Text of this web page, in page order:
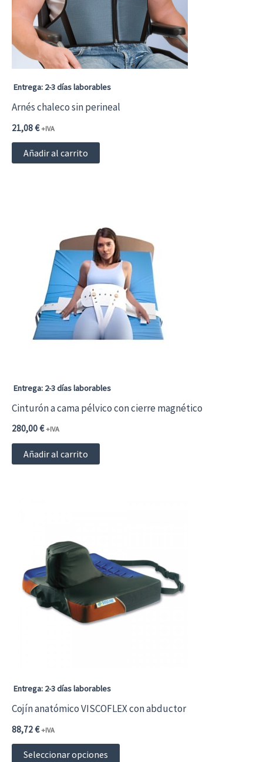
Entrega: 2-3 días laborables
Arnés chaleco sin perineal
21,08€ +IVA
Añadir al carrito
Entrega: 2-3 días laborables
Cinturón a cama pélvico con cierre magnético
280,00€ +IVA
Añadir al carrito
Entrega: 2-3 días laborables
Cojín anatómico VISCOFLEX con abductor
88,72€ +IVA
Seleccionar opciones Este